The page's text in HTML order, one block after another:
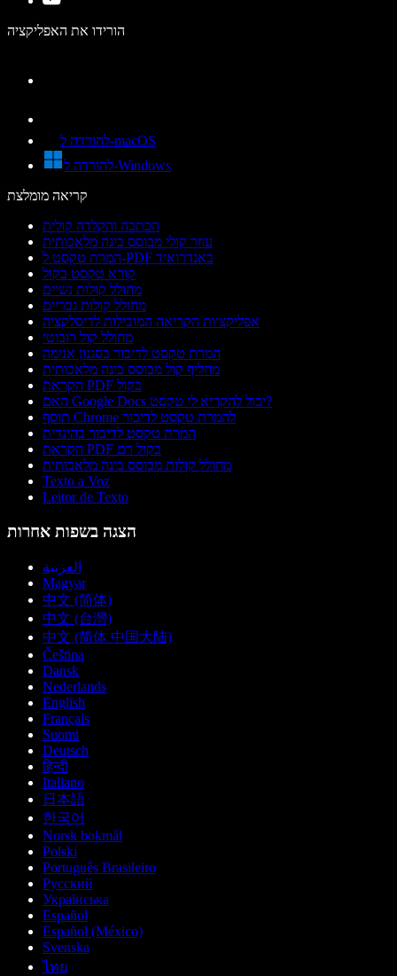
הורידו את האפליקציה
להורדה ל-macOS
להורדה ל-Windows
קריאה מומלצת
הכתבה והקלדה קולית
עוזר קולי מבוסס בינה מלאכותית
המרת טקסט ל-PDF באנדרואיד
קורא טקסט בקול
מחולל קולות נשיים
מחולל קולות גבריים
אפליקציות הקריאה המובילות לדיסלקציה
מחולל קול רובוטי
המרת טקסט לדיבור בסגנון אנימה
מחליף קול מבוסס בינה מלאכותית
הקראת PDF בקול
האם Google Docs יכול להקריא לי טקסט?
תוסף Chrome להמרת טקסט לדיבור
המרת טקסט לדיבור בהינדית
הקראת PDF בקול רם
מחולל קולות מבוסס בינה מלאכותית
Texto a Voz
Leitor de Texto
הצגה בשפות אחרות
العربية
Magyar
中文 (简体)
中文 (台灣)
中文 (简体 中国大陆)
Čeština
Dansk
Nederlands
English
Français
Suomi
Deutsch
हिन्दी
Italiano
日本語
한국어
Norsk bokmål
Polski
Português Brasileiro
Русский
Українська
Español
Español (México)
Svenska
ไทย